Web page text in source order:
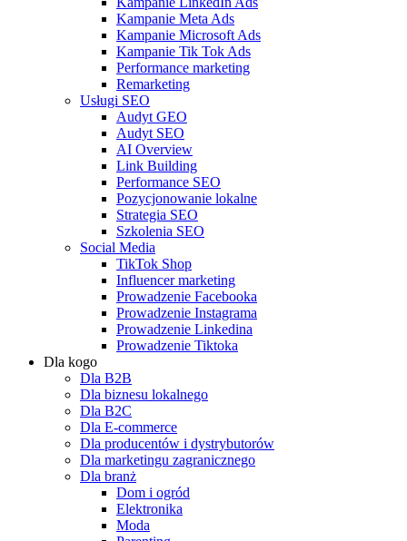
Kampanie Meta Ads
Kampanie Microsoft Ads
Kampanie Tik Tok Ads
Performance marketing
Remarketing
Usługi SEO
Audyt GEO
Audyt SEO
AI Overview
Link Building
Performance SEO
Pozycjonowanie lokalne
Strategia SEO
Szkolenia SEO
Social Media
TikTok Shop
Influencer marketing
Prowadzenie Facebooka
Prowadzenie Instagrama
Prowadzenie Linkedina
Prowadzenie Tiktoka
Dla kogo
Dla B2B
Dla biznesu lokalnego
Dla B2C
Dla E-commerce
Dla producentów i dystrybutorów
Dla marketingu zagranicznego
Dla branż
Dom i ogród
Elektronika
Moda